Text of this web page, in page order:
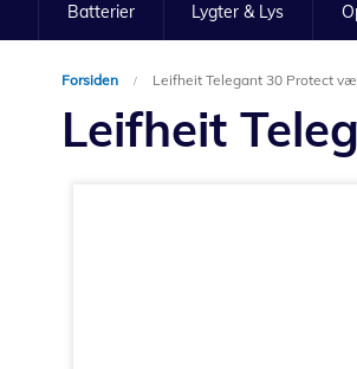
Batterier Lygter & Lys
Forsiden Leifheit Telegant 30 Protect
Leifheit